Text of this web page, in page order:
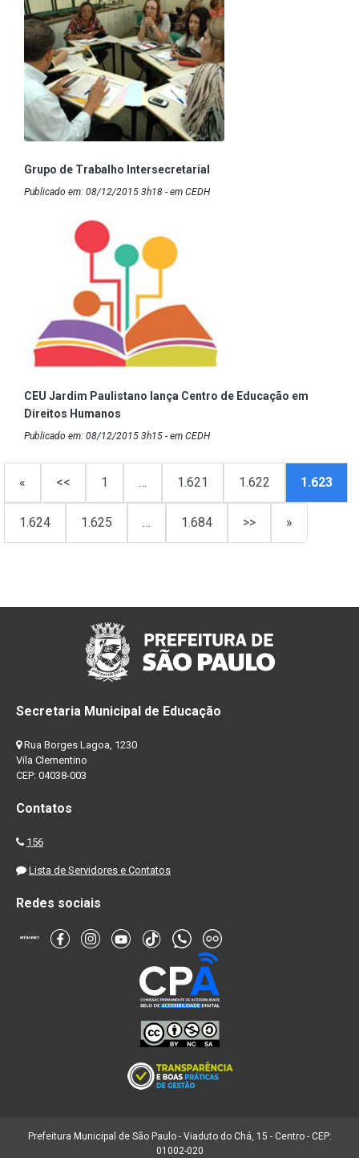
Grupo de Trabalho Intersecretarial
Publicado em: 08/12/2015 3h18 - em CEDH
CEU Jardim Paulistano lança Centro de Educação em
Direitos Humanos
Publicado em: 08/12/2015 3h15 - em CEDH
« << 1 … 1.621 1.622 1.623
1.624 1.625 … 1.684 >> »
Secretaria Municipal de Educação
Rua Borges Lagoa, 1230
Vila Clementino
CEP: 04038-003
Contatos
156
Lista de Servidores e Contatos
Redes sociais
Prefeitura Municipal de São Paulo - Viaduto do Chá, 15 - Centro - CEP:
01002-020